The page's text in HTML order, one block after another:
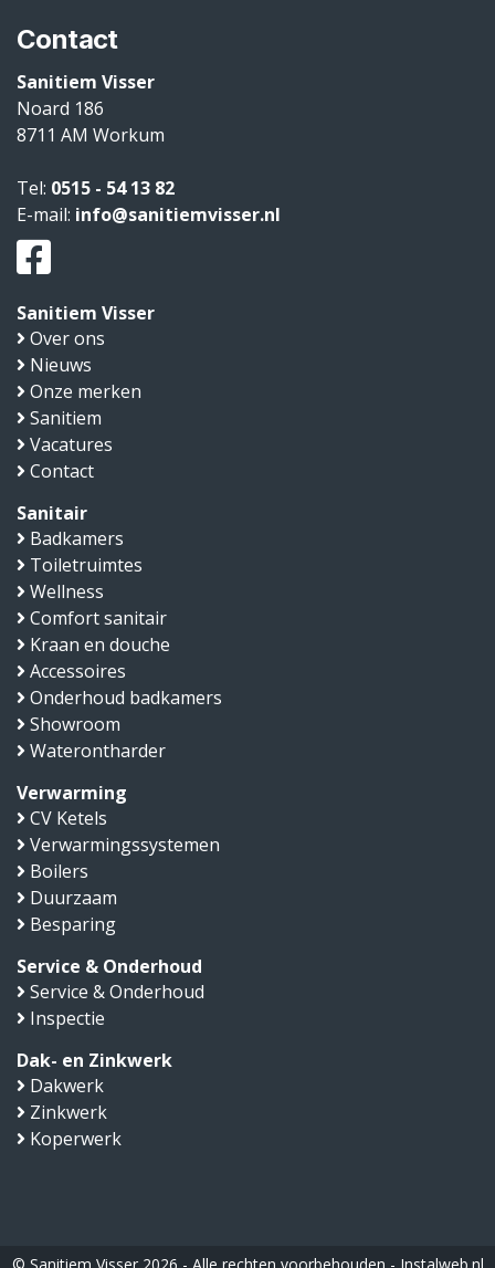
Contact
Sanitiem Visser
Noard 186
8711 AM Workum
Tel: 0515 - 54 13 82
E-mail: info@sanitiemvisser.nl
Sanitiem Visser
Over ons
Nieuws
Onze merken
Sanitiem
Vacatures
Contact
Sanitair
Badkamers
Toiletruimtes
Wellness
Comfort sanitair
Kraan en douche
Accessoires
Onderhoud badkamers
Showroom
Waterontharder
Verwarming
CV Ketels
Verwarmingssystemen
Boilers
Duurzaam
Besparing
Service & Onderhoud
Service & Onderhoud
Inspectie
Dak- en Zinkwerk
Dakwerk
Zinkwerk
Koperwerk